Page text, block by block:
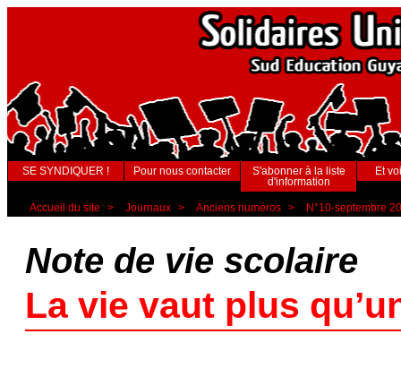
SE SYNDIQUER ! Pour nous contacter
S'abonner à la liste
d'information
Et
Accueil du site > Journaux > Anciens numéros > N°10-septembre
Note de vie scolaire
La vie vaut plus